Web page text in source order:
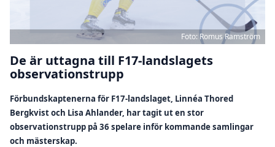
Foto: Romus Ramström
De är uttagna till F17-landslagets
observationstrupp
Förbundskaptenerna för F17-landslaget, Linnéa Thored
Bergkvist och Lisa Ahlander, har tagit ut en stor
observationstrupp på 36 spelare inför kommande samlingar
och mästerskap.